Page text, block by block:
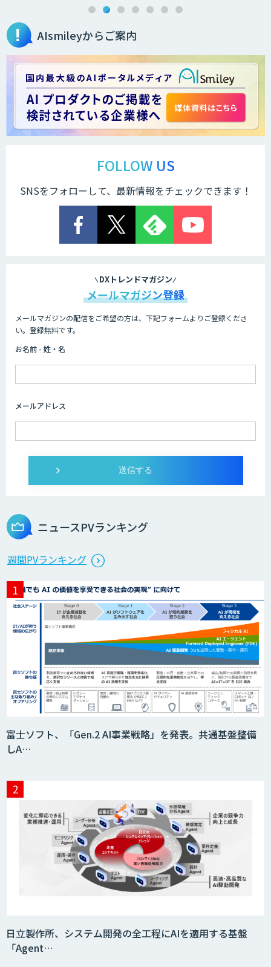
AIsmileyからご案内
FOLLOW US
SNSをフォローして、最新情報をチェックできます！
DXトレンドマガジン
メールマガジン登録
メールマガジンの配信をご希望の方は、下記フォームよりご登録くださ
い。登録無料です。
お名前 - 姓・名
メールアドレス
ニュースPVランキング
週間PVランキング
富士ソフト、「Gen.2 AI事業戦略」を発表。共通基盤整備
しA…
日立製作所、システム開発の全工程にAIを適用する基盤
「Agent…